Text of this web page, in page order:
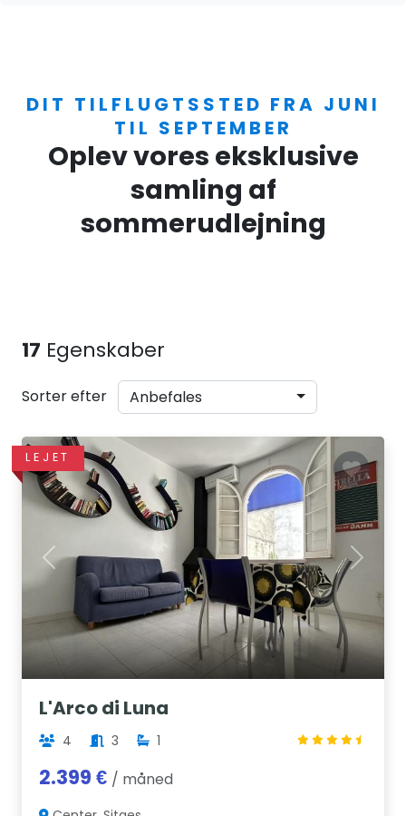
DIT TILFLUGTSSTED FRA JUNI
TIL SEPTEMBER
Oplev vores eksklusive
samling af
sommerudlejning
17 Egenskaber
Sorter efter Anbefales
LEJET
Previous Next
L'Arco di Luna
4 3 1
2.399 € / måned